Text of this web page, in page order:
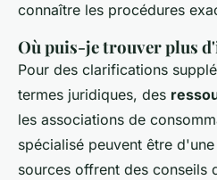
connaître les procédures
Où puis-je trouver plus
Pour des clarifications
termes juridiques, des
les associations de
spécialisé peuvent être
sources offrent des conseils